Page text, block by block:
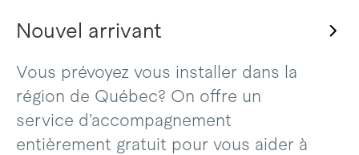
Nouvel arrivant
Vous prévoyez vous installer dans la
région de Québec? On offre un
service d’accompagnement
entièrement gratuit pour vous aider à